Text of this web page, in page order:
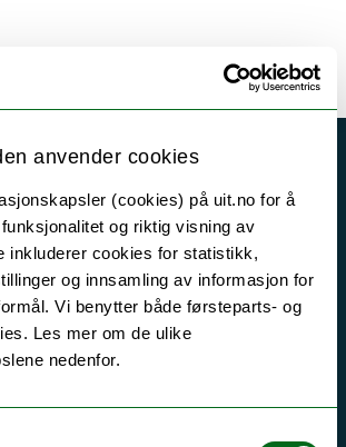
anvender cookies
(cookies) på uit.no for å
og riktig visning av
inkluderer cookies for statistikk,
og innsamling av informasjon for
Vi benytter både førsteparts- og
Les mer om de ulike
nedenfor.
universitet Meny
og personvern